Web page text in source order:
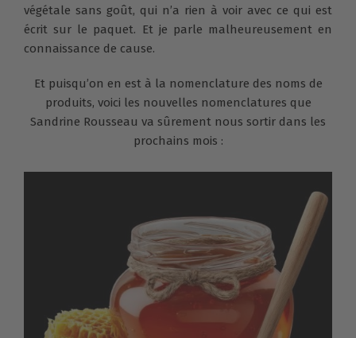
végétale sans goût, qui n’a rien à voir avec ce qui est
écrit sur le paquet. Et je parle malheureusement en
connaissance de cause.
Et puisqu’on en est à la nomenclature des noms de
produits, voici les nouvelles nomenclatures que
Sandrine Rousseau va sûrement nous sortir dans les
prochains mois :